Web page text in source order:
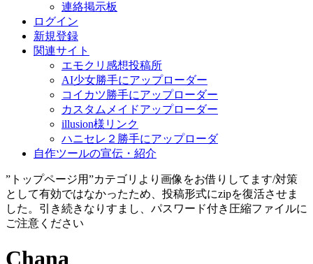
連絡掲示板
ログイン
新規登録
関連サイト
エモクリ感想投稿所
AI少女勝手にアップローダー
コイカツ勝手にアップローダー
カスタムメイドアップローダー
illusion様リンク
ハニセレ２勝手にアップローダ
自作ツールの宣伝・紹介
”トップページ用”カテゴリより画像をお借りしてます/対策
として有効ではなかったため、投稿形式にzipを復活させま
した。引き続きなりすまし、パスワード付き圧縮ファイルに
ご注意ください
Chana